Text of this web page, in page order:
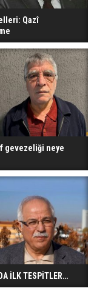
Qazî
gevezeliği neye
İLK TESPİTLER…